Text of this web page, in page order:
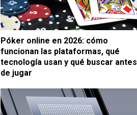
Póker online en 2026: cómo
funcionan las plataformas, qué
tecnología usan y qué buscar antes
de jugar